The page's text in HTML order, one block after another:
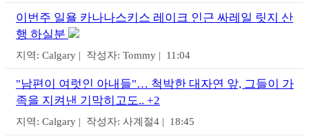
이번주 일욜 카나나스키스 레이크 인근 싸레일 릿지 산
행 하실분
지역: Calgary | 작성자: Tommy | 11:04
"남편이 여럿인 아내들"… 척박한 대자연 앞, 그들이 가
족을 지켜낸 기막히고도.. +2
지역: Calgary | 작성자: 사계절4 | 18:45